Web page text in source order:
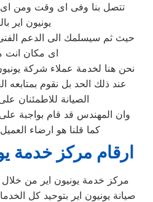
تتصل بنا وفى اى وقت ومن
يونيون اير
حيث ثم سيسلمك الى الدعم
اى مكان انت
نحن هنا لخدمة عملاء شركة
عند ذلك الحد بل نقوم بمتابعه
الصيانة للاطمئنان
وان المهندس قد قام بواجبة
كما قلنا هو ارضاء
ارقام مركز خدمة
مركز خدمة يونيون اير من خلال
صيانة يونيون اير بتوحيد كل